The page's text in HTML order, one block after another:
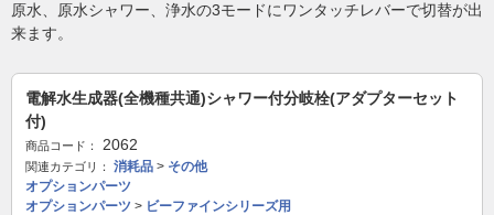
原水、原水シャワー、浄水の3モードにワンタッチレバーで切替が出
来ます。
電解水生成器(全機種共通)シャワー付分岐栓(アダプターセット
付)
商品コード： 2062
関連カテゴリ： 消耗品 > その他
オプションパーツ
オプションパーツ > ビーファインシリーズ用